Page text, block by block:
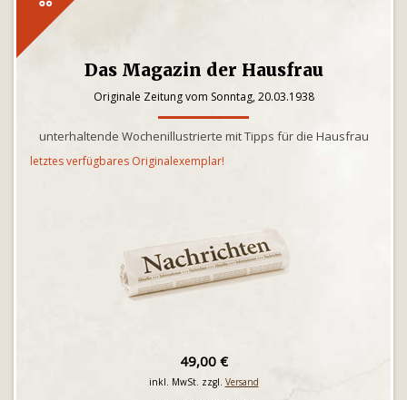
Das Magazin der Hausfrau
Originale Zeitung vom Sonntag, 20.03.1938
unterhaltende Wochenillustrierte mit Tipps für die Hausfrau
letztes verfügbares Originalexemplar!
49,00 €
inkl. MwSt. zzgl. Versand